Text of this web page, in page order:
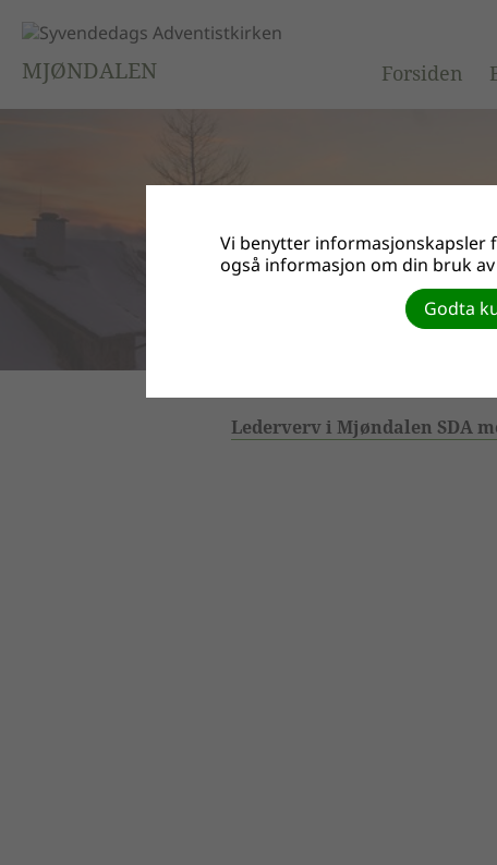
MJØNDALEN Forsiden
Lederverv i Mjøndalen SDA
Vi benytter informasjonskapsler
også informasjon om din bruk
Godta